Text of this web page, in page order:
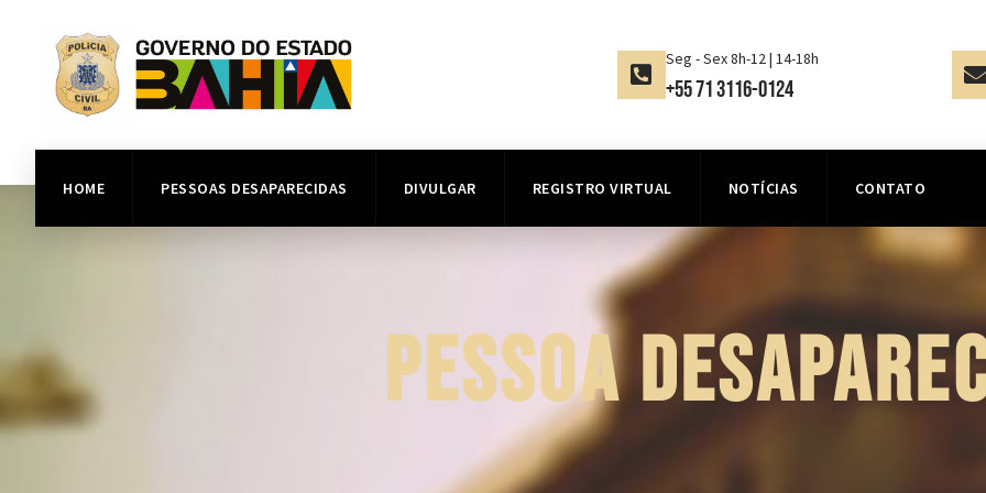
Seg - Sex 8h-12 | 14-18h
+55 71 3116-0124
HOME PESSOAS DESAPARECIDAS DIVULGAR REGISTRO VIRTUAL NOTÍCIAS CONTATO
PESSOA